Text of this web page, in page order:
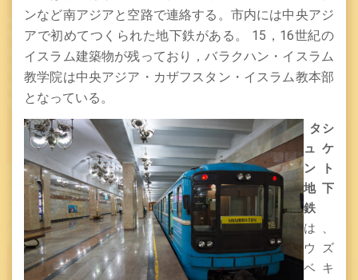
ンなど南アジアと空路で連絡する。市内には中央アジ
アで初めてつくられた地下鉄がある。
15 ， 16世紀の
イスラム建築物が残っており，バラクハン・イスラム
教学院は中央アジア・カザフスタン・イスラム教本部
となっている。
タシ
ュケ
ント
地下
鉄
は、
ウズ
ベキ